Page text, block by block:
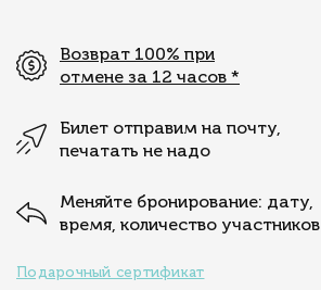
Возврат 100% при
отмене за 12 часов *
Билет отправим на почту,
печатать не надо
Меняйте бронирование: дату,
время, количество участников
Подарочный сертификат